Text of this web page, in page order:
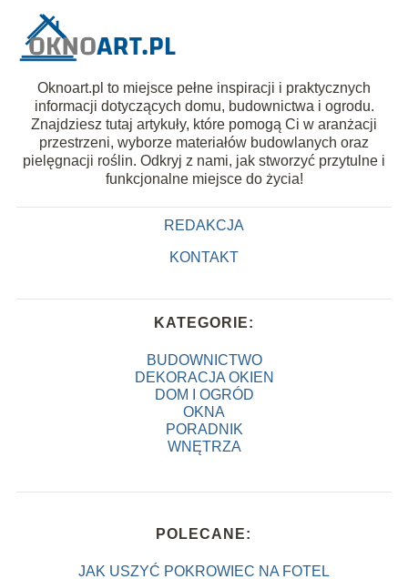
Oknoart.pl to miejsce pełne inspiracji i praktycznych
informacji dotyczących domu, budownictwa i ogrodu.
Znajdziesz tutaj artykuły, które pomogą Ci w aranżacji
przestrzeni, wyborze materiałów budowlanych oraz
pielęgnacji roślin. Odkryj z nami, jak stworzyć przytulne i
funkcjonalne miejsce do życia!
REDAKCJA
KONTAKT
KATEGORIE:
BUDOWNICTWO
DEKORACJA OKIEN
DOM I OGRÓD
OKNA
PORADNIK
WNĘTRZA
POLECANE:
JAK USZYĆ POKROWIEC NA FOTEL